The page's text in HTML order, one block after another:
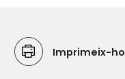
Imprimeix-ho